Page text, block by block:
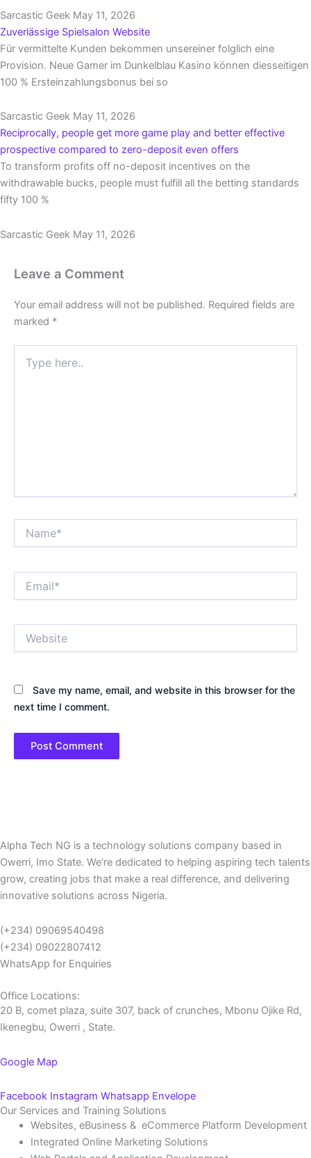
Sarcastic Geek May 11, 2026
Zuverlässige Spielsalon Website
Für vermittelte Kunden bekommen unsereiner folglich eine
Provision. Neue Gamer im Dunkelblau Kasino können diesseitigen
100 % Ersteinzahlungsbonus bei so
Sarcastic Geek May 11, 2026
Reciprocally, people get more game play and better effective
prospective compared to zero-deposit even offers
To transform profits off no-deposit incentives on the
withdrawable bucks, people must fulfill all the betting standards
fifty 100 %
Sarcastic Geek May 11, 2026
Leave a Comment
Your email address will not be published. Required fields are
marked *
here..
Save my name, email, and website in this browser for the
next time I comment.
Alpha Tech NG is a technology solutions company based in
Owerri, Imo State. We’re dedicated to helping aspiring tech talents
grow, creating jobs that make a real difference, and delivering
innovative solutions across Nigeria.
(+234) 09069540498
(+234) 09022807412
WhatsApp for Enquiries
Office Locations:
20 B, comet plaza, suite 307, back of crunches, Mbonu Ojike Rd,
Ikenegbu, Owerri , State.
Google Map
Facebook Instagram Whatsapp Envelope
Our Services and Training Solutions
Websites, eBusiness & eCommerce Platform Development
Integrated Online Marketing Solutions